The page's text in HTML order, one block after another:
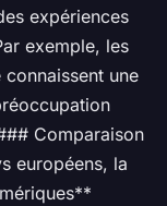
expériences
exemple, les
une
Comparaison
européens, la